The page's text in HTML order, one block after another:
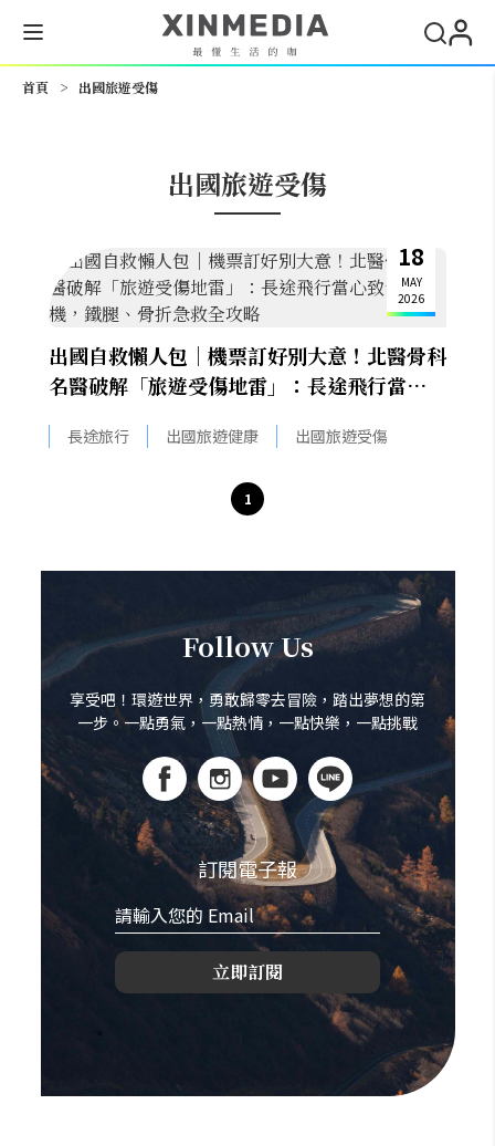
首頁 > 出國旅遊受傷
出國旅遊受傷
18
MAY
2026
出國自救懶人包｜機票訂好別大意！北醫骨科
名醫破解「旅遊受傷地雷」：長途飛行當心致
長途旅行 出國旅遊健康 出國旅遊受傷
1
Follow Us
享受吧！環遊世界，勇敢歸零去冒險，踏出夢想的第
一步。一點勇氣，一點熱情，一點快樂，一點挑戰
訂閱電子報
立即訂閱